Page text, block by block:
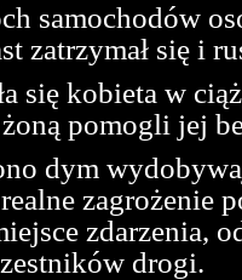
samochodów
zatrzymał się i
się kobieta w
pomogli jej
dym
zagrożenie
zdarzenia,
drogi.